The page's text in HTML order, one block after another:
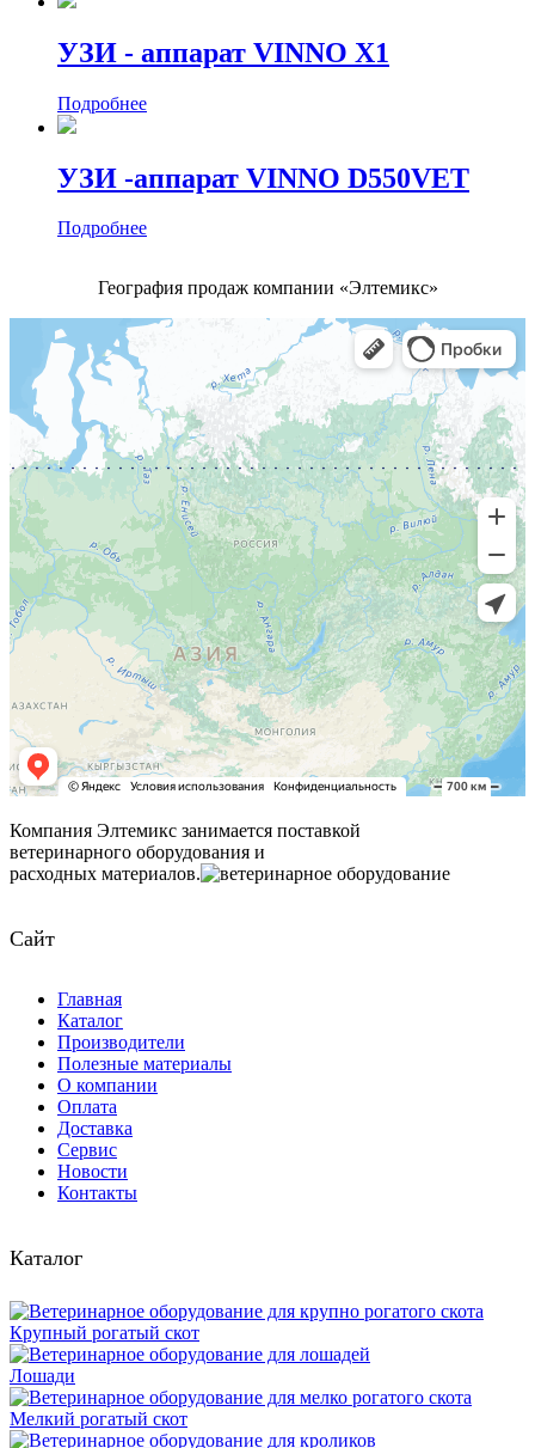
УЗИ - аппарат VINNO X1
Подробнее
УЗИ -аппарат VINNO D550VET
Подробнее
География продаж компании «Элтемикс»
Компания Элтемикс занимается поставкой
ветеринарного оборудования и
расходных материалов.
Сайт
Главная
Каталог
Производители
Полезные материалы
О компании
Оплата
Доставка
Сервис
Новости
Контакты
Каталог
Крупный рогатый скот
Лошади
Мелкий рогатый скот